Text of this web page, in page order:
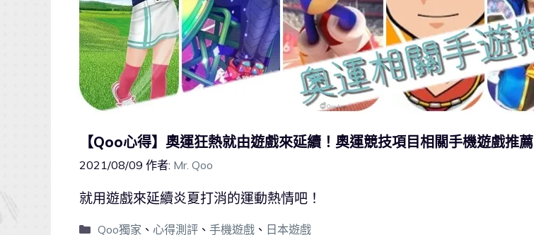
【Qoo心得】奧運狂熱就由遊戲來延續！奧運競技項目相關手機遊戲推薦
2021/08/09 作者: Mr. Qoo
就用遊戲來延續炎夏打消的運動熱情吧！
Qoo獨家 、 心得測評、 手機遊戲、 日本遊戲